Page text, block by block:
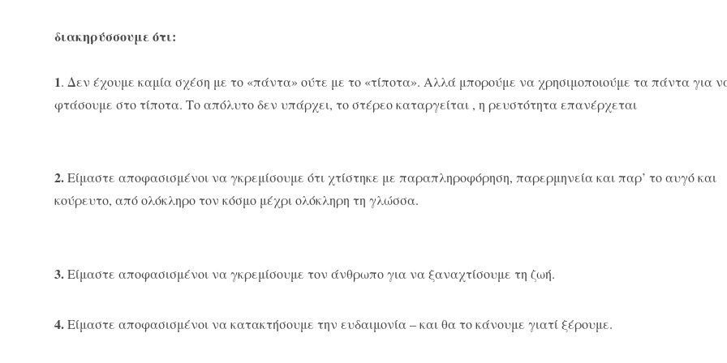
διακηρύσσουμε ότι:
1. Δεν έχουμε καμία σχέση με το «πάντα» ούτε με το «τίποτα». Αλλά μπορούμε να χρησιμοποιούμε τα πάντα για
φτάσουμε στο τίποτα. Το απόλυτο δεν υπάρχει, το στέρεο καταργείται , η ρευστότητα επανέρχεται
2.Είμαστε αποφασισμένοι να γκρεμίσουμε ότι χτίστηκε με παραπληροφόρηση, παρερμηνεία και παρ’ το αυγό και
κούρευτο, από ολόκληρο τον κόσμο μέχρι ολόκληρη τη γλώσσα.
3.Είμαστε αποφασισμένοι να γκρεμίσουμε τον άνθρωπο για να ξαναχτίσουμε τη ζωή.
4.Είμαστε αποφασισμένοι να κατακτήσουμε την ευδαιμονία – και θα το κάνουμε γιατί ξέρουμε.